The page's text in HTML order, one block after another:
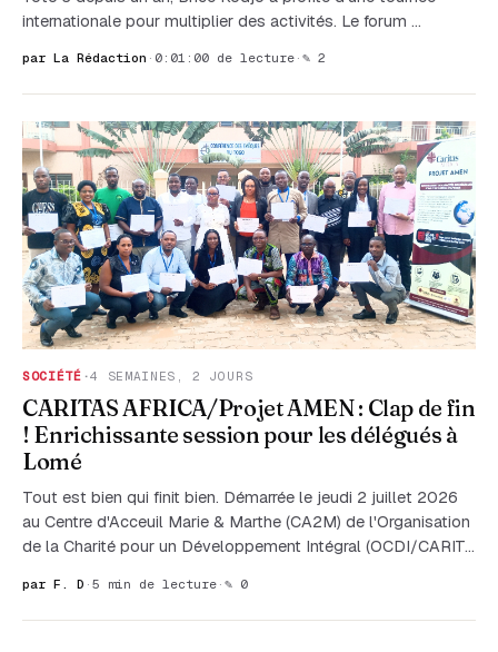
internationale pour multiplier des activités. Le forum …
par La Rédaction · 0:01:00 de lecture · ✎ 2
SOCIÉTÉ ·4 SEMAINES, 2 JOURS
CARITAS AFRICA/Projet AMEN : Clap de fin
! Enrichissante session pour les délégués à
Lomé
Tout est bien qui finit bien. Démarrée le jeudi 2 juillet 2026
au Centre d'Acceuil Marie & Marthe (CA2M) de l'Organisation
de la Charité pour un Développement Intégral (OCDI/CARIT…
par F. D · 5 min de lecture · ✎ 0